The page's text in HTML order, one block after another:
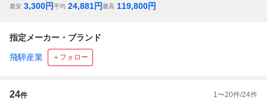
最安 3,300円平均 24,881円最高 119,800円
指定メーカー・ブランド
飛騨産業 ＋フォロー
24件 1 〜20件/24件